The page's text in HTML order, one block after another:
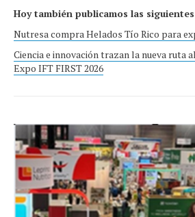
Hoy también publicamos las
Nutresa compra Helados Tío Rico para
Ciencia e innovación trazan la nueva ruta
Expo IFT FIRST 2026